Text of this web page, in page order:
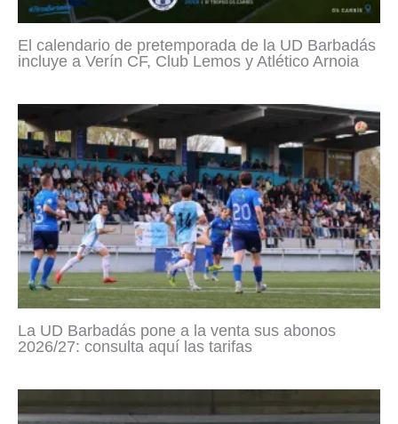
El calendario de pretemporada de la UD Barbadás
incluye a Verín CF, Club Lemos y Atlético Arnoia
La UD Barbadás pone a la venta sus abonos
2026/27: consulta aquí las tarifas